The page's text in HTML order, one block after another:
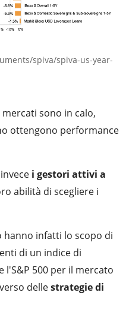
spiva/spiva-us-year-
sono in calo,
ottengono performance
i gestori attivi a
abilità di scegliere i
hanno infatti lo scopo di
di un indice di
500 per il mercato
dellestrategie di